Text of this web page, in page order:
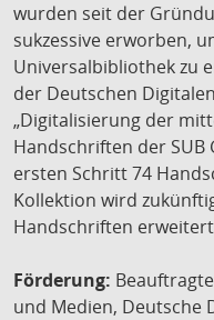
wurden seit der
sukzessive erworben,
Universalbibliothek zu
der Deutschen
„Digitalisierung der
Handschriften der
ersten Schritt 74
Kollektion wird
Handschriften
Förderung:
und Medien, Deutsche